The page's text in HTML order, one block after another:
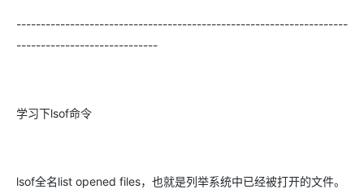
--------------------------------------------------------------------
-----------------------------
学习下lsof命令
lsof全名list opened files，也就是列举系统中已经被打开的文件。